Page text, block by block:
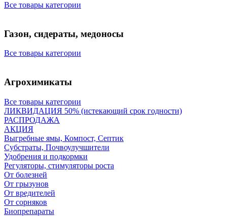
Все товары категории
Газон, сидераты, медоносы
Все товары категории
Агрохимикаты
Все товары категории
ЛИКВИДАЦИЯ 50% (истекающий срок годности)
РАСПРОДАЖА
АКЦИЯ
Выгребные ямы, Компост, Септик
Субстраты, Почвоулучшители
Удобрения и подкормки
Регуляторы, стимуляторы роста
От болезней
От грызунов
От вредителей
От сорняков
Биопрепараты